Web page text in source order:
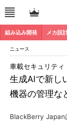
組み込み開発 メカ設
ニュース
生成AIで新し
機器の管理な
車載セキュリティ
BlackBerry Japan